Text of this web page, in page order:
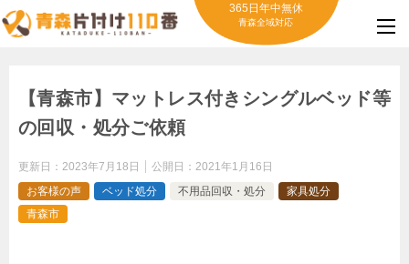
365日年中無休
青森全域対応
【青森市】マットレス付きシングルベッド等
の回収・処分ご依頼
更新日： 2023年7月18日 公開日： 2021年1月16日
お客様の声
ベッド処分 不用品回収・処分
家具処分
青森市